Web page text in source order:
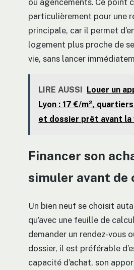
ou agencements. Ce point
particulièrement pour une
principale, car il permet
logement plus proche de
vie, sans lancer
LIRE AUSSI Louer un
Lyon : 17 €/m²,
et dossier prêt avant la
Financer son
simuler avant de
Un bien neuf se choisit
qu’avec une feuille de
demander un rendez-vous
dossier, il est préférable
capacité d’achat, son